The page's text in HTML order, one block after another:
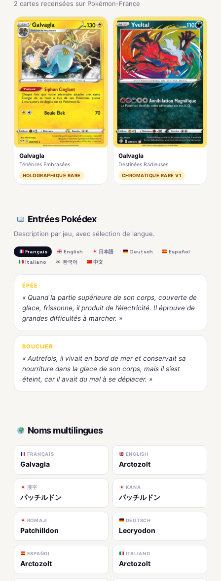
2 cartes recensées sur Pokémon-France
Galvagla
Ténèbres Embrasées
HOLOGRAPHIQUE RARE
Galvagla
Destinées Radieuses
CHROMATIQUE RARE V1
Entrées Pokédex
Description par jeu, avec sélection de langue.
Français English 日本語 Deutsch
Español
Italiano
한국어 中文
ÉPÉE
« Quand la partie supérieure de son corps, couverte de
glace, frissonne, il produit de l’électricité. Il éprouve de
grandes difficultés à marcher. »
BOUCLIER
« Autrefois, il vivait en bord de mer et conservait sa
nourriture dans la glace de son corps, mais il s’est
éteint, car il avait du mal à se déplacer. »
Noms multilingues
FRANÇAIS
Galvagla
ENGLISH
Arctozolt
漢字
パッチルドン
KANA
パッチルドン
ROMAJI
Patchilldon
DEUTSCH
Lecryodon
ESPAÑOL
Arctozolt
ITALIANO
Arctozolt